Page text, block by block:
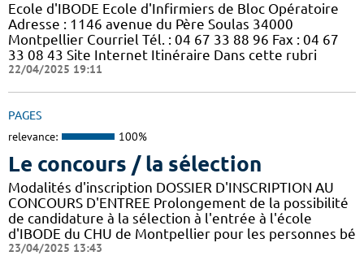
Ecole d'IBODE Ecole d'Infirmiers de Bloc Opératoire
Adresse : 1146 avenue du Père Soulas 34000
Montpellier Courriel Tél. : 04 67 33 88 96 Fax : 04 67
33 08 43 Site Internet Itinéraire Dans cette rubri
22/04/2025 19:11
PAGES
relevance: 100%
Le concours / la sélection
Modalités d'inscription DOSSIER D'INSCRIPTION AU
CONCOURS D'ENTREE Prolongement de la possibilité
de candidature à la sélection à l'entrée à l'école
d'IBODE du CHU de Montpellier pour les personnes bé
23/04/2025 13:43